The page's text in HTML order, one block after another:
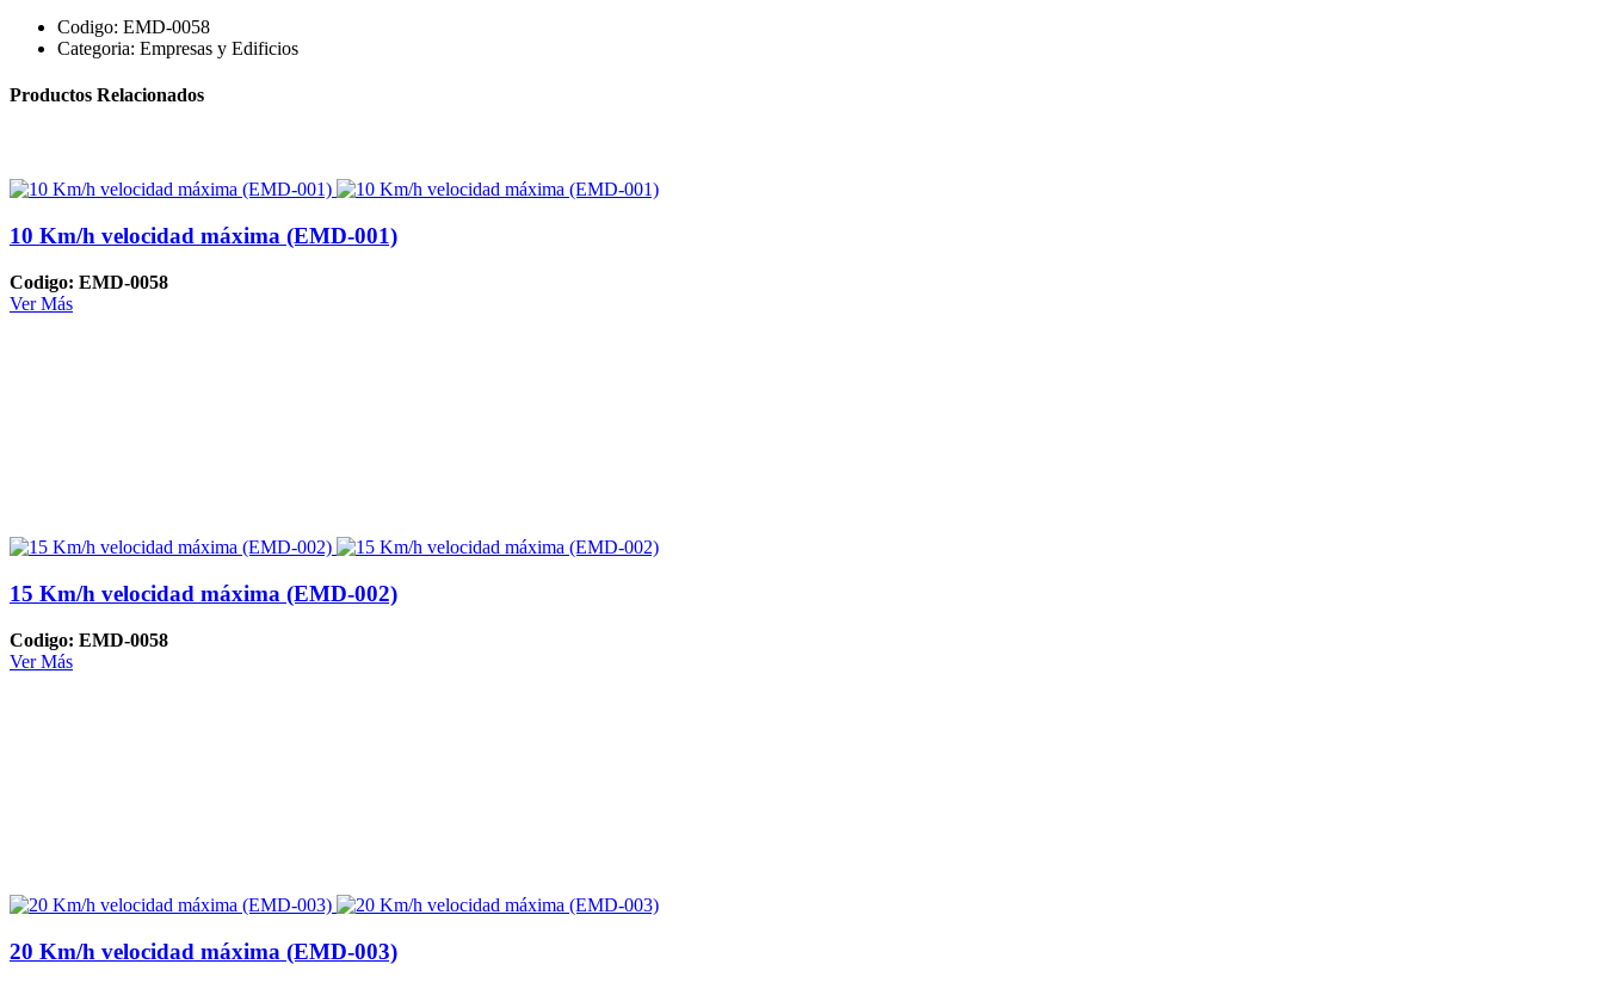
Codigo: EMD-0058
Categoria: Empresas y Edificios
Productos Relacionados
10 Km/h velocidad máxima (EMD-001)
Codigo: EMD-0058
Ver Más
15 Km/h velocidad máxima (EMD-002)
Codigo: EMD-0058
Ver Más
20 Km/h velocidad máxima (EMD-003)